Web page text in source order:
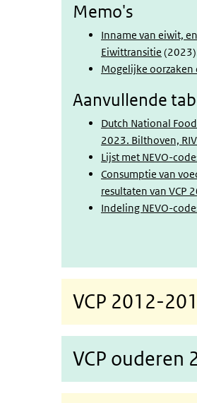
Memo's
Inname van eiwit,
Eiwittransitie
Mogelijke oorzaken
Aanvullende
Dutch National
2023. Bilthoven,
Lijst met NEVO-
Consumptie van
resultaten van VCP
Indeling NEVO-
VCP 2012-
VCP ouderen